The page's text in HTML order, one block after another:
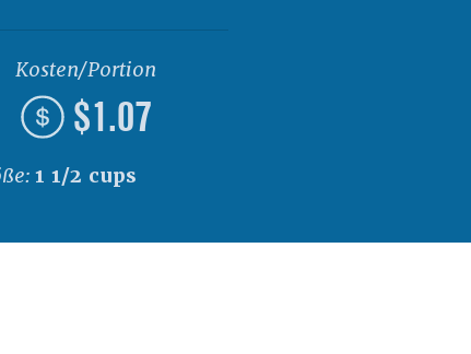
Kosten/Portion
$1.07
1 1/2 cups